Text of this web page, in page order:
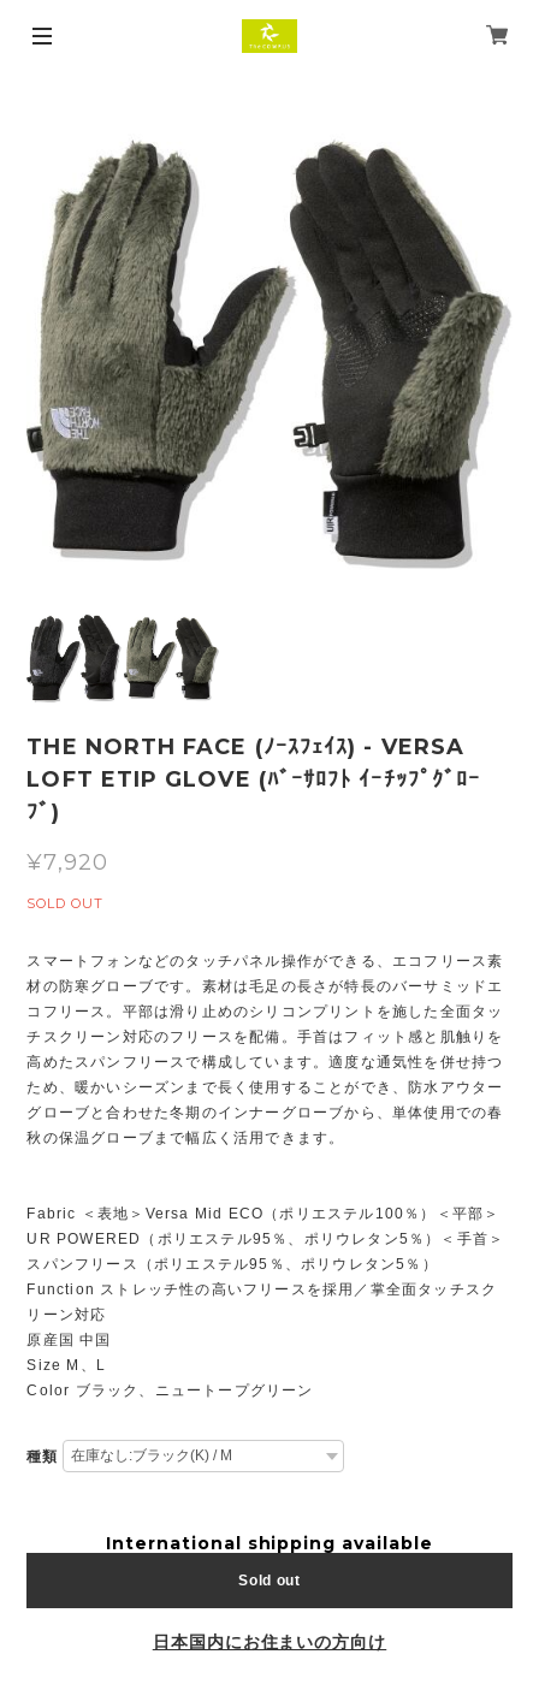
THE NORTH FACE (ﾉｰｽﾌｪｲｽ) - VERSA
LOFT ETIP GLOVE (ﾊﾞｰｻﾛﾌﾄ ｲｰﾁｯﾌﾟｸﾞﾛｰ
ﾌﾞ)
¥7,920
SOLD OUT
スマートフォンなどのタッチパネル操作ができる、エコフリース素
材の防寒グローブです。素材は毛足の長さが特長のバーサミッドエ
コフリース。平部は滑り止めのシリコンプリントを施した全面タッ
チスクリーン対応のフリースを配備。手首はフィット感と肌触りを
高めたスパンフリースで構成しています。適度な通気性を併せ持つ
ため、暖かいシーズンまで長く使用することができ、防水アウター
グローブと合わせた冬期のインナーグローブから、単体使用での春
秋の保温グローブまで幅広く活用できます。
Fabric ＜表地＞Versa Mid ECO（ポリエステル100％）＜平部＞
UR POWERED（ポリエステル95％、ポリウレタン5％）＜手首＞
スパンフリース（ポリエステル95％、ポリウレタン5％）
Function ストレッチ性の高いフリースを採用／掌全面タッチスク
リーン対応
原産国 中国
Size M、L
Color ブラック、ニュートープグリーン
種類
International shipping available
Sold out
日本国内にお住まいの方向け